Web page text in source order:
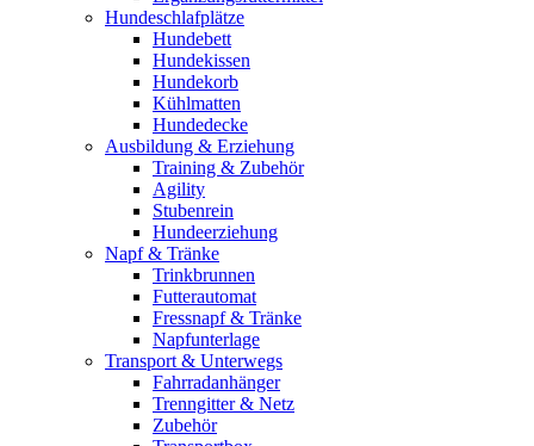
Hundeschlafplätze
Hundebett
Hundekissen
Hundekorb
Kühlmatten
Hundedecke
Ausbildung & Erziehung
Training & Zubehör
Agility
Stubenrein
Hundeerziehung
Napf & Tränke
Trinkbrunnen
Futterautomat
Fressnapf & Tränke
Napfunterlage
Transport & Unterwegs
Fahrradanhänger
Trenngitter & Netz
Zubehör